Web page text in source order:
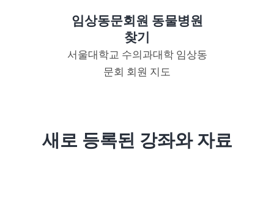
임상동문회원 동물병원
찾기
서울대학교 수의과대학 임상동
문회 회원 지도
새로 등록된 강좌와 자료